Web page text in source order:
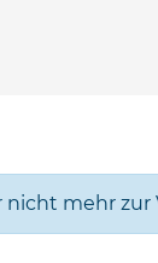
nicht mehr zur